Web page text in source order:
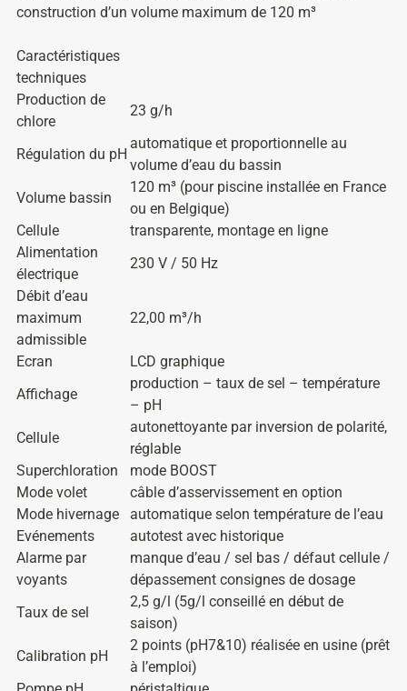
construction d’un volume maximum de 120 m³
Caractéristiques
techniques
Production de
chlore
23 g/h
Régulation du pH
automatique et proportionnelle au
volume d’eau du bassin
Volume bassin
120 m³ (pour piscine installée en France
ou en Belgique)
Cellule
transparente, montage en ligne
Alimentation
électrique
230 V / 50 Hz
Débit d’eau
maximum
admissible
22,00 m³/h
Ecran
LCD graphique
Affichage
production – taux de sel – température
– pH
Cellule
autonettoyante par inversion de polarité,
réglable
Superchloration
mode BOOST
Mode volet
câble d’asservissement en option
Mode hivernage
automatique selon température de l’eau
Evénements
autotest avec historique
Alarme par
voyants
manque d’eau / sel bas / défaut cellule /
dépassement consignes de dosage
Taux de sel
2,5 g/l (5g/l conseillé en début de
saison)
Calibration pH
2 points (pH7&10) réalisée en usine (prêt
à l’emploi)